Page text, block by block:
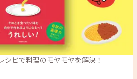
シピで料理のモヤモヤを解決！